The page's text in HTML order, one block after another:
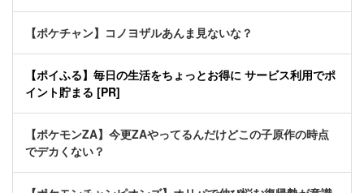
【ポケチャン】コノヨザルあんま見ないな？
【ポイふる】毎日の生活をちょっとお得に サービス利用でポ
イント貯まる [PR]
【ポケモンZA】今更ZAやってるんだけどこの子原作の時点
でデカくない？